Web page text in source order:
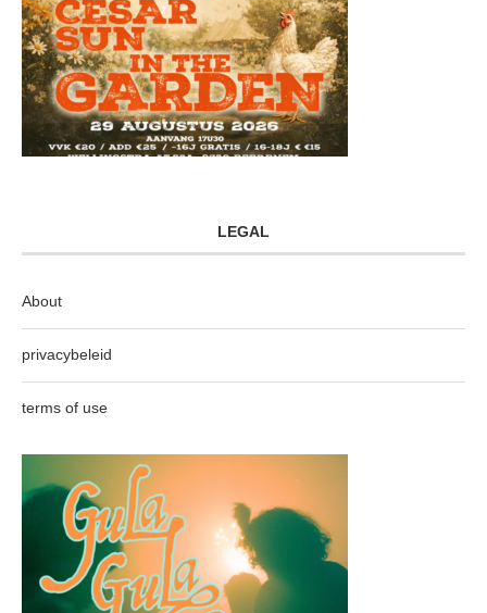
LEGAL
About
privacybeleid
terms of use